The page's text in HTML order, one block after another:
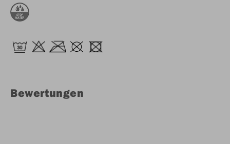
Bewertungen